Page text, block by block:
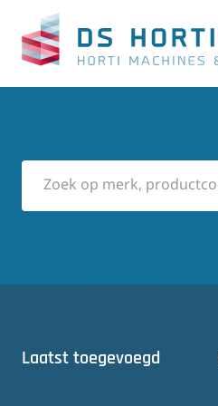
Laatst toegevoegd